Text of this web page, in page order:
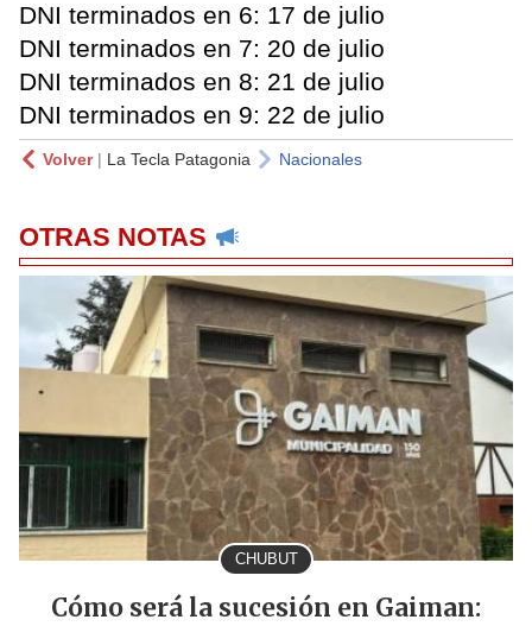
DNI terminados en 6: 17 de julio
DNI terminados en 7: 20 de julio
DNI terminados en 8: 21 de julio
DNI terminados en 9: 22 de julio
Volver| La Tecla Patagonia Nacionales
OTRAS NOTAS
CHUBUT
Cómo será la sucesión en Gaiman: